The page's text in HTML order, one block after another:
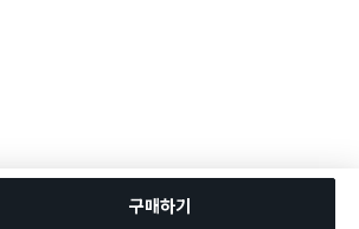
구매하기